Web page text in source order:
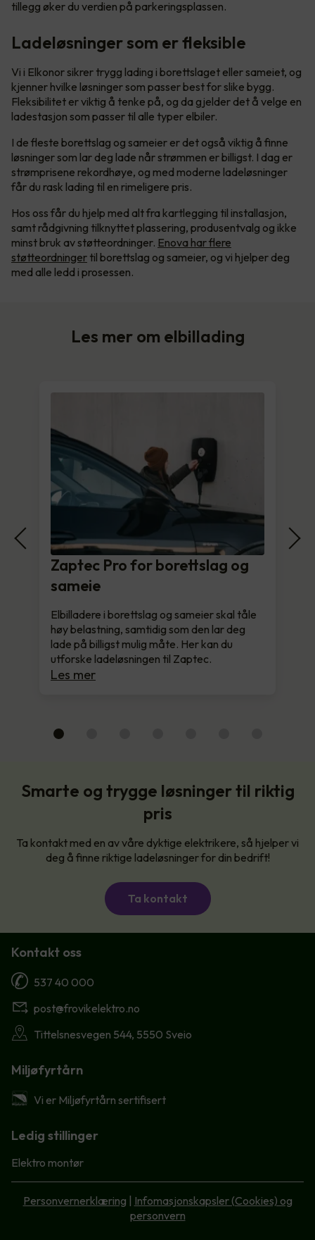
tillegg øker du verdien på parkeringsplassen.
Ladeløsninger som er fleksible
Vi i Elkonor sikrer trygg lading i borettslaget eller sameiet, og
kjenner hvilke løsninger som passer best for slike bygg.
Fleksibilitet er viktig å tenke på, og da gjelder det å velge en
ladestasjon som passer til alle typer elbiler.
I de fleste borettslag og sameier er det også viktig å finne
løsninger som lar deg lade når strømmen er billigst. I dag er
strømprisene rekordhøye, og med moderne ladeløsninger
får du rask lading til en rimeligere pris.
Hos oss får du hjelp med alt fra kartlegging til installasjon,
samt rådgivning tilknyttet plassering, produsentvalg og ikke
minst bruk av støtteordninger. Enova har flere
støtteordninger til borettslag og sameier, og vi hjelper deg
med alle ledd i prosessen.
Les mer om elbillading
Zaptec Pro for borettslag og
sameie
Elbilladere i borettslag og sameier skal tåle
høy belastning, samtidig som den lar deg
lade på billigst mulig måte. Her kan du
utforske ladeløsningen til Zaptec.
Les mer
Smarte og trygge løsninger til riktig
pris
Ta kontakt med en av våre dyktige elektrikere, så hjelper vi
deg å finne riktige ladeløsninger for din bedrift!
Ta kontakt
Kontakt oss
537 40 000
post@frovikelektro.no
Tittelsnesvegen 544, 5550 Sveio
Miljøfyrtårn
Vi er Miljøfyrtårn sertifisert
Ledig stillinger
Elektro montør
Personvernerklæring
Infomasjonskapsler (Cookies) og
personvern